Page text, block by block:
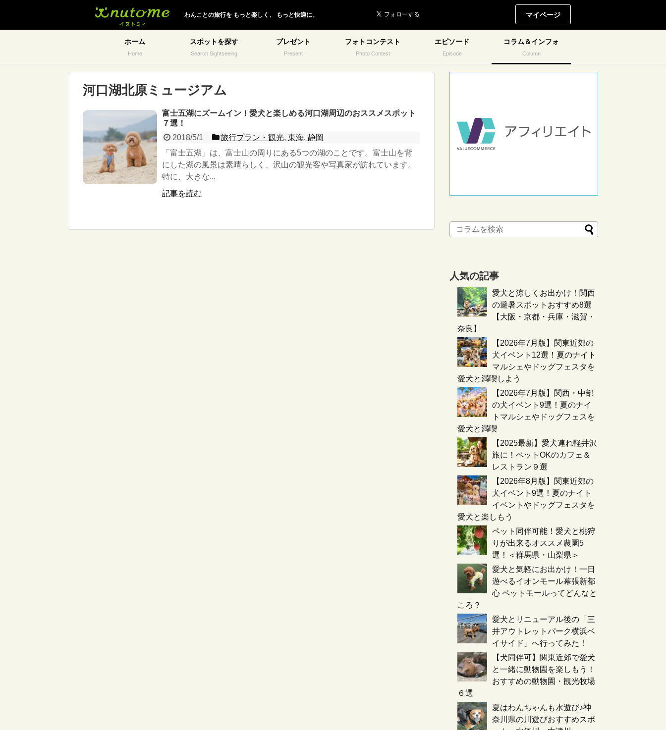
わんことの旅行を もっと楽しく、 もっと快適に。 マイページ
ホーム
Home
スポットを探す
Search Sightseeing
プレゼント
Present
フォトコンテスト
Photo Contest
エピソード
Episode
コラム＆インフォ
Column
河口湖北原ミュージアム
富士五湖にズームイン！愛犬と楽しめる河口湖周辺のおススメスポット
７選！
2018/5/1
旅行プラン・観光, 東海, 静岡
「富士五湖」は、富士山の周りにある5つの湖のことです。富士山を背
にした湖の風景は素晴らしく、沢山の観光客や写真家が訪れています。
特に、大きな...
記事を読む
人気の記事
愛犬と涼しくお出かけ！関西
の避暑スポットおすすめ8選
【大阪・京都・兵庫・滋賀・
奈良】
【2026年7月版】関東近郊の
犬イベント12選！夏のナイト
マルシェやドッグフェスタを
愛犬と満喫しよう
【2026年7月版】関西・中部
の犬イベント9選！夏のナイ
トマルシェやドッグフェスを
愛犬と満喫
【2025最新】愛犬連れ軽井沢
旅に！ペットOKのカフェ＆
レストラン９選
【2026年8月版】関東近郊の
犬イベント9選！夏のナイト
イベントやドッグフェスタを
愛犬と楽しもう
ペット同伴可能！愛犬と桃狩
りが出来るオススメ農園5
選！＜群馬県・山梨県＞
愛犬と気軽にお出かけ！一日
遊べるイオンモール幕張新都
心 ペットモールってどんなと
ころ？
愛犬とリニューアル後の「三
井アウトレットパーク横浜ベ
イサイド」へ行ってみた！
【犬同伴可】関東近郊で愛犬
と一緒に動物園を楽しもう！
おすすめの動物園・観光牧場
６選
夏はわんちゃんも水遊び♪神
奈川県の川遊びおすすめスポ